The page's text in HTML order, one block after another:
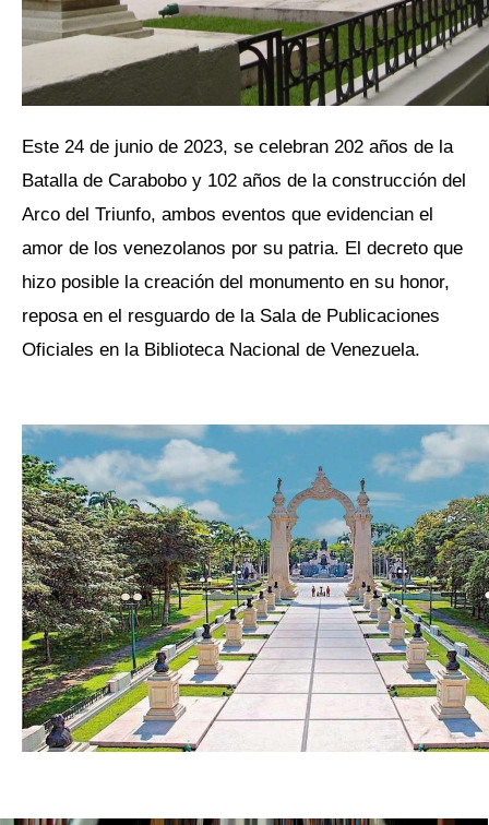
Este 24 de junio de 2023, se celebran 202 años de la
Batalla de Carabobo y 102 años de la construcción del
Arco del Triunfo, ambos eventos que evidencian el
amor de los venezolanos por su patria. El decreto que
hizo posible la creación del monumento en su honor,
reposa en el resguardo de la Sala de Publicaciones
Oficiales en la Biblioteca Nacional de Venezuela.